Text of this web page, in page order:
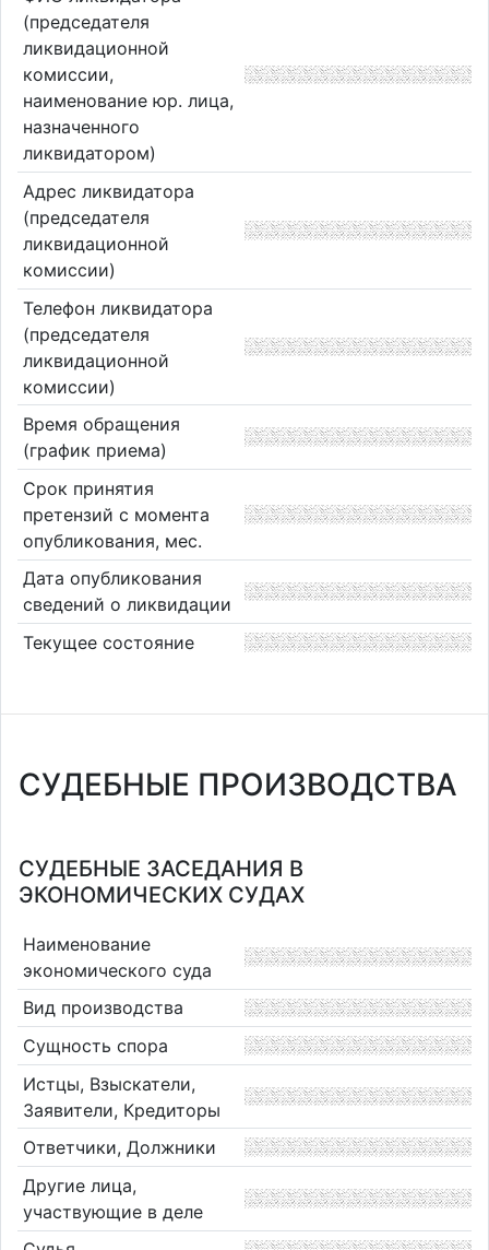
(председателя
ликвидационной
комиссии,
наименование юр. лица,
назначенного
ликвидатором)
Адрес ликвидатора
(председателя
ликвидационной
комиссии)
Телефон ликвидатора
(председателя
ликвидационной
комиссии)
Время обращения
(график приема)
Срок принятия
претензий с момента
опубликования, мес.
Дата опубликования
сведений о ликвидации
Текущее состояние
СУДЕБНЫЕ ПРОИЗВОДСТВА
СУДЕБНЫЕ ЗАСЕДАНИЯ В
ЭКОНОМИЧЕСКИХ СУДАХ
Наименование
экономического суда
Вид производства
Сущность спора
Истцы, Взыскатели,
Заявители, Кредиторы
Ответчики, Должники
Другие лица,
участвующие в деле